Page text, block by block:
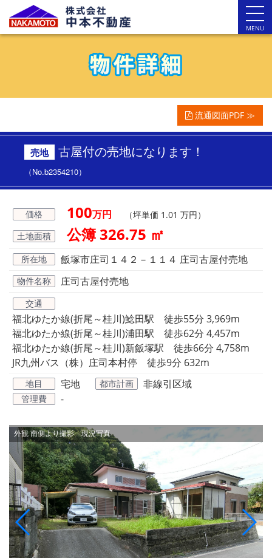
MENU
流通図面PDF ≫
売地 古屋付の売地になります！
（No.b2354210）
価格 100万円
（坪単価 1.01 万円）
土地面積
公簿 326.75 ㎡
所在地 飯塚市庄司１４２－１１４ 庄司古屋付売地
物件名称 庄司古屋付売地
交通
福北ゆたか線(折尾～桂川)鯰田駅 徒歩55分 3,969m
福北ゆたか線(折尾～桂川)浦田駅 徒歩62分 4,457m
福北ゆたか線(折尾～桂川)新飯塚駅 徒歩66分 4,758m
JR九州バス（株）庄司本村停 徒歩9分 632m
地目 宅地 都市計画 非線引区域
管理費 -
外観南側より撮影 現況写真